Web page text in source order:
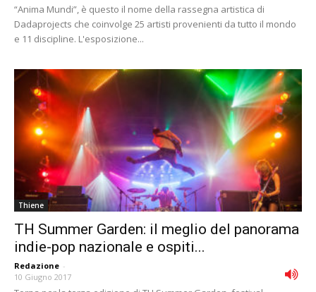
“Anima Mundi”, è questo il nome della rassegna artistica di
Dadaprojects che coinvolge 25 artisti provenienti da tutto il mondo
e 11 discipline. L'esposizione...
Thiene
TH Summer Garden: il meglio del panorama
indie-pop nazionale e ospiti...
Redazione -
10 Giugno 2017